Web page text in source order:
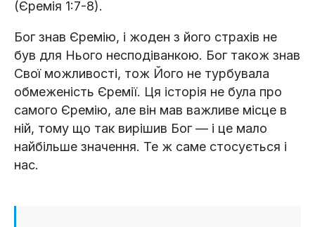
(Єремія 1:7-8).
Бог знав Єремію, і жоден з його страхів не
був для Нього несподіванкою. Бог також знав
Свої можливості, тож Його не турбувала
обмеженість Єремії. Ця історія не була про
самого Єремію, але він мав важливе місце в
ній, тому що так вирішив Бог — і це мало
найбільше значення. Те ж саме стосується і
нас.